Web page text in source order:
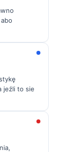
jeźli to sie